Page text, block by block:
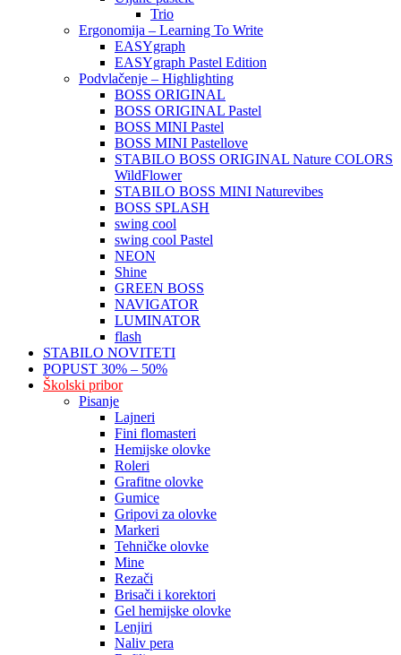
Trio
Ergonomija – Learning To Write
EASYgraph
EASYgraph Pastel Edition
Podvlačenje – Highlighting
BOSS ORIGINAL
BOSS ORIGINAL Pastel
BOSS MINI Pastel
BOSS MINI Pastellove
STABILO BOSS ORIGINAL Nature COLORS
WildFlower
STABILO BOSS MINI Naturevibes
BOSS SPLASH
swing cool
swing cool Pastel
NEON
Shine
GREEN BOSS
NAVIGATOR
LUMINATOR
flash
STABILO NOVITETI
POPUST 30% – 50%
Školski pribor
Pisanje
Lajneri
Fini flomasteri
Hemijske olovke
Roleri
Grafitne olovke
Gumice
Gripovi za olovke
Markeri
Tehničke olovke
Mine
Rezači
Brisači i korektori
Gel hemijske olovke
Lenjiri
Naliv pera